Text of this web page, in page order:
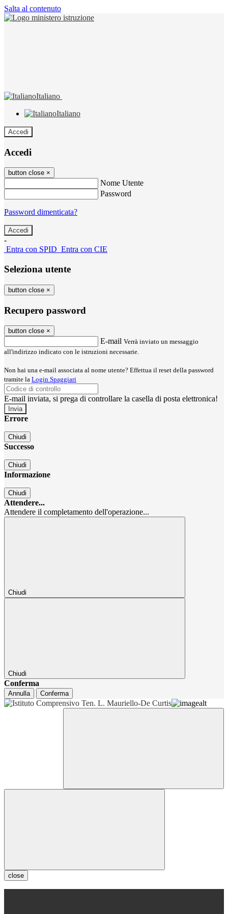
Salta al contenuto
Italiano
Italiano
Accedi
Accedi
button close ×
Nome Utente
Password
Password dimenticata?
-
Entra con SPID Entra con CIE
Seleziona utente
button close ×
Recupero password
button close ×
E-mail Verrà inviato un messaggio
all'indirizzo indicato con le istruzioni necessarie.
Non hai una e-mail associata al nome utente? Effettua il reset della password
tramite la Login Spaggiari
E-mail inviata, si prega di controllare la casella di posta elettronica!
Errore
Chiudi
Successo
Chiudi
Informazione
Chiudi
Attendere...
Attendere il completamento dell'operazione...
Chiudi
Chiudi
Conferma
Annulla Conferma
close